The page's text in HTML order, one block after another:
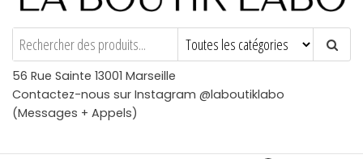
La Boutik Labo
La boutique de denicheur
de talents à Marseille en
56 Rue Sainte 13001 Marseille
Contactez-nous sur Instagram @laboutiklabo
(Messages + Appels)